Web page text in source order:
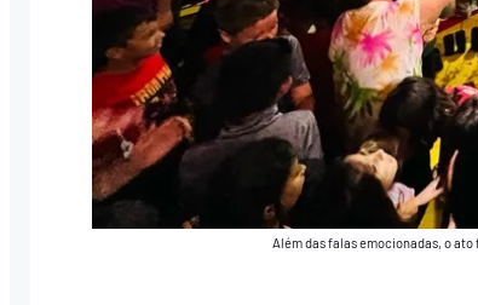
Além das falas emocionadas, o